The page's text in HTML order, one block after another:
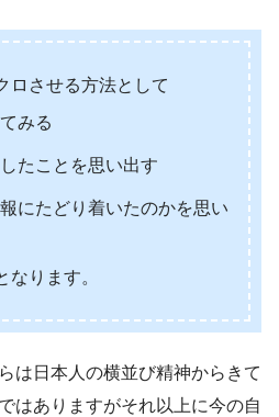
ロさせる方法として
みる
たことを思い出す
にたどり着いたのかを思い
なります。
は日本人の横並び精神からきて
はありますがそれ以上に今の自